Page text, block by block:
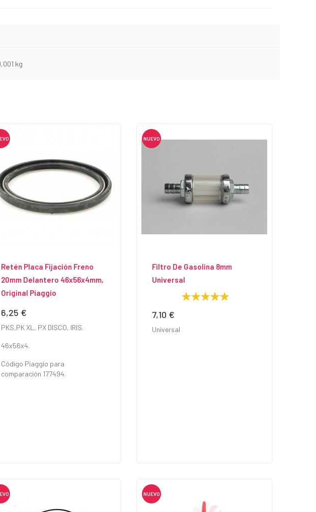
kg
Retén Placa Fijación Freno
20mm Delantero 46x56x4mm,
Original Piaggio
Precio
6,25 €
PKS,PK XL, PX DISCO, IRIS.
46x56x4.
Código Piaggio para
comparación 177494.
NUEVO
Filtro De Gasolina 8mm
Universal
Precio
7,10 €
Universal
NUEVO